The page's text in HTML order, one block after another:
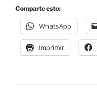
Comparte esto:
WhatsApp
Imprimir